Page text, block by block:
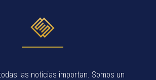
las noticias importan. Somos un